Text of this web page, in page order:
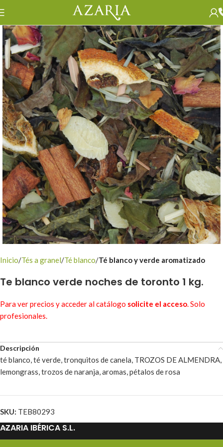
Inicio Tés a granel Té blanco Té blanco y verde aromatizado
Te blanco verde noches de toronto 1 kg.
Para ver precios y acceder al catálogo solicite el acceso. Solo
profesionales.
Descripción
té blanco, té verde, tronquitos de canela, TROZOS DE ALMENDRA,
lemongrass, trozos de naranja, aromas, pétalos de rosa
SKU: TEB80293
AZARIA IBÉRICA S.L.